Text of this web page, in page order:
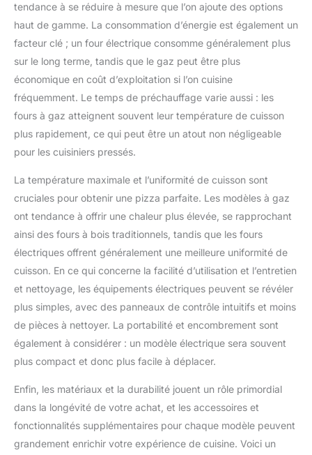
tendance à se réduire à mesure que l’on ajoute des options
haut de gamme. La consommation d’énergie est également un
facteur clé ; un four électrique consomme généralement plus
sur le long terme, tandis que le gaz peut être plus
économique en coût d’exploitation si l’on cuisine
fréquemment. Le temps de préchauffage varie aussi : les
fours à gaz atteignent souvent leur température de cuisson
plus rapidement, ce qui peut être un atout non négligeable
pour les cuisiniers pressés.
La température maximale et l’uniformité de cuisson sont
cruciales pour obtenir une pizza parfaite. Les modèles à gaz
ont tendance à offrir une chaleur plus élevée, se rapprochant
ainsi des fours à bois traditionnels, tandis que les fours
électriques offrent généralement une meilleure uniformité de
cuisson. En ce qui concerne la facilité d’utilisation et l’entretien
et nettoyage, les équipements électriques peuvent se révéler
plus simples, avec des panneaux de contrôle intuitifs et moins
de pièces à nettoyer. La portabilité et encombrement sont
également à considérer : un modèle électrique sera souvent
plus compact et donc plus facile à déplacer.
Enfin, les matériaux et la durabilité jouent un rôle primordial
dans la longévité de votre achat, et les accessoires et
fonctionnalités supplémentaires pour chaque modèle peuvent
grandement enrichir votre expérience de cuisine. Voici un